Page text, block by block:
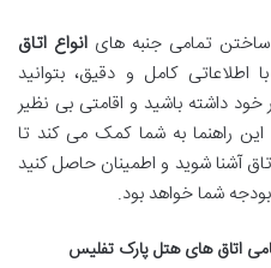
تمامی جنبه های انواع اتاق
اطلاعاتی کامل و دقیق، بتوانید
داشته باشید و اقامتی بی نظیر
راهنما به شما کمک می کند تا
آشنا شوید و اطمینان حاصل کنید
شما خواهد بود.
اتاق های هتل پارک تفلیس